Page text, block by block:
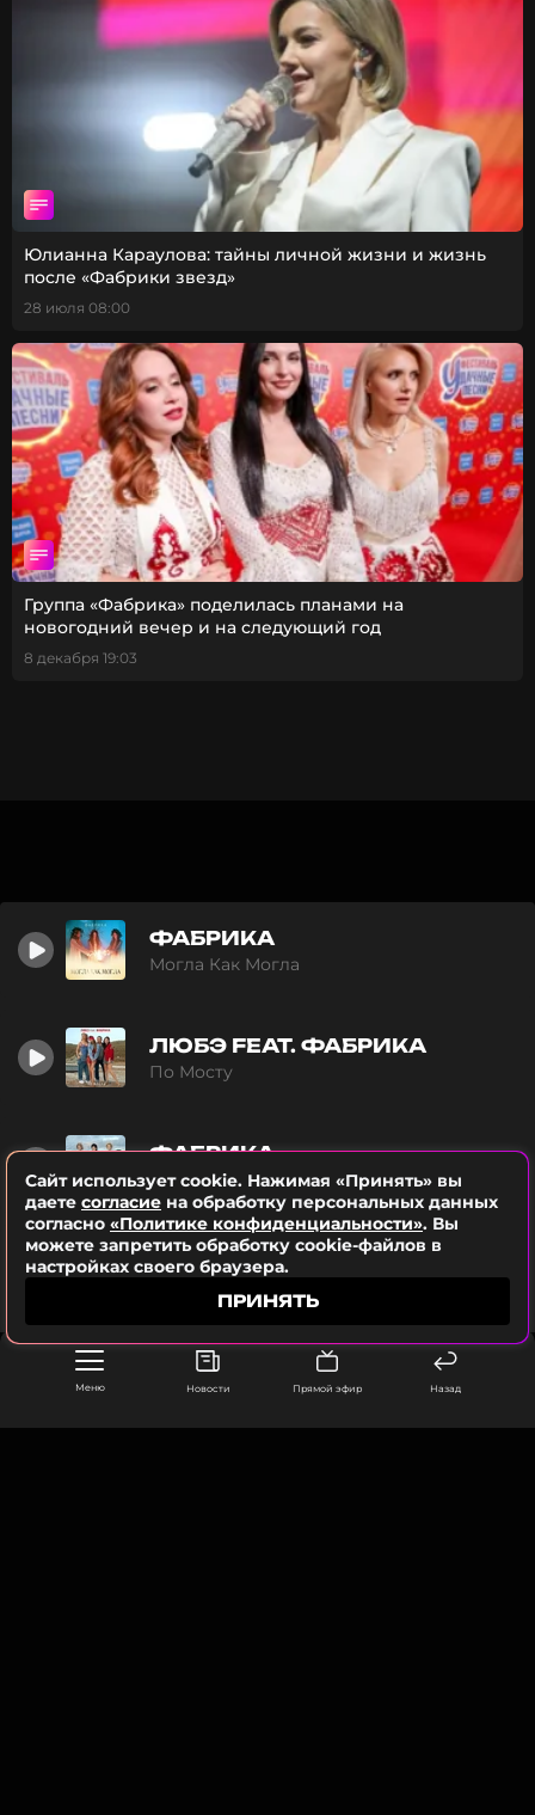
Меню Новости Прямой эфир Назад
ФАБРИКА
Могла Как Могла
ЛЮБЭ FEAT. ФАБРИКА
По Мосту
ФАБРИКА
Не Родись Красивой
ФАБРИКА
Юлианна Караулова: тайны личной жизни и жизнь
после «Фабрики звезд»
28 июля 08:00
Группа «Фабрика» поделилась планами на
новогодний вечер и на следующий год
8 декабря 19:03
Сайт использует cookie. Нажимая «Принять» вы
даете согласие на обработку персональных данных
согласно «Политике конфиденциальности». Вы
можете запретить обработку cookie-файлов в
настройках своего браузера.
ПРИНЯТЬ